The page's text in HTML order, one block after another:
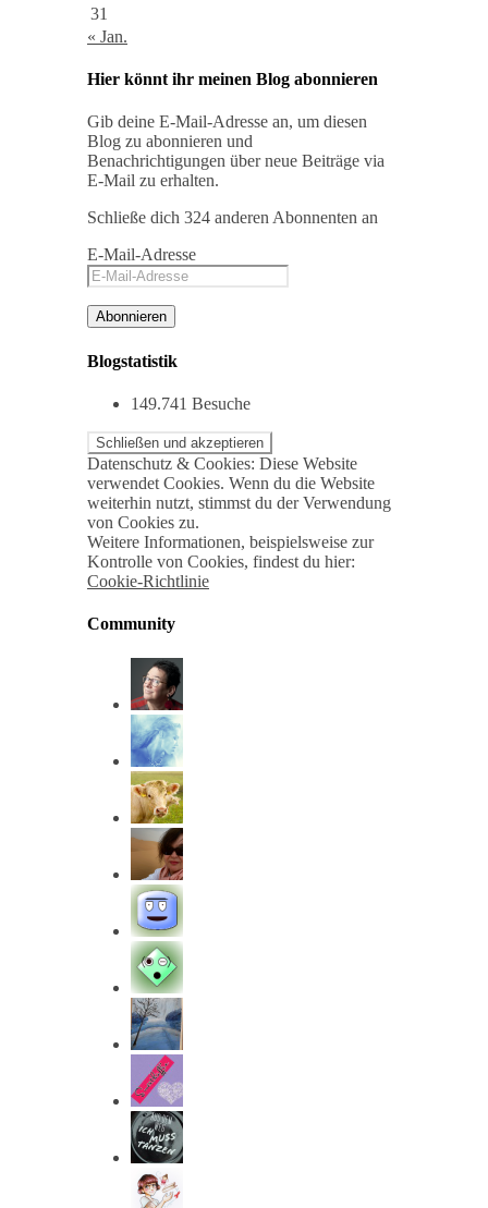
31
« Jan.
Hier könnt ihr meinen Blog abonnieren
Gib deine E-Mail-Adresse an, um diesen
Blog zu abonnieren und
Benachrichtigungen über neue Beiträge via
E-Mail zu erhalten.
Schließe dich 324 anderen Abonnenten an
E-Mail-Adresse
Abonnieren
Blogstatistik
149.741 Besuche
Datenschutz & Cookies: Diese Website
verwendet Cookies. Wenn du die Website
weiterhin nutzt, stimmst du der Verwendung
von Cookies zu.
Weitere Informationen, beispielsweise zur
Kontrolle von Cookies, findest du hier:
Cookie-Richtlinie
Community